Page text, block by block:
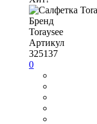
Бренд
Toraysee
Артикул
325137
0